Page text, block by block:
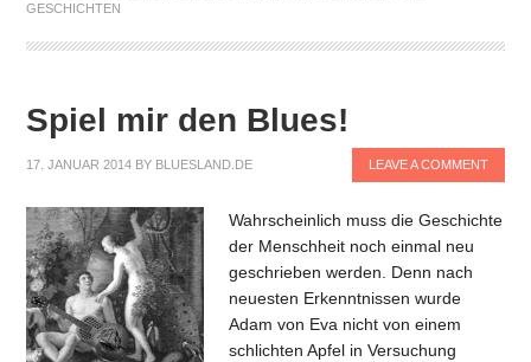
GESCHICHTEN
Spiel mir den Blues!
17. JANUAR 2014 BY BLUESLAND.DE LEAVE A COMMENT
Wahrscheinlich muss die Geschichte
der Menschheit noch einmal neu
geschrieben werden. Denn nach
neuesten Erkenntnissen wurde
Adam von Eva nicht von einem
schlichten Apfel in Versuchung